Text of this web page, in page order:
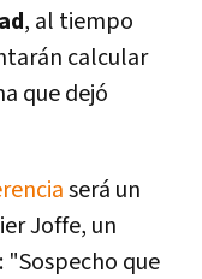
, al tiempo
calcular
que dejó
será un
Joffe, un
que